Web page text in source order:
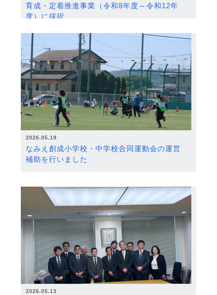
育成・定着推進事業（令和8年度～令和12年
度）に採択
2026.05.19
なみえ創成小学校・中学校合同運動会の運営
補助を行いました
2026.05.13